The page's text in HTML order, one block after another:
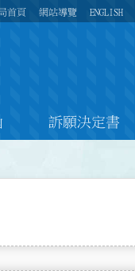
首頁 網站導覽 ENGLISH
訴願決定書